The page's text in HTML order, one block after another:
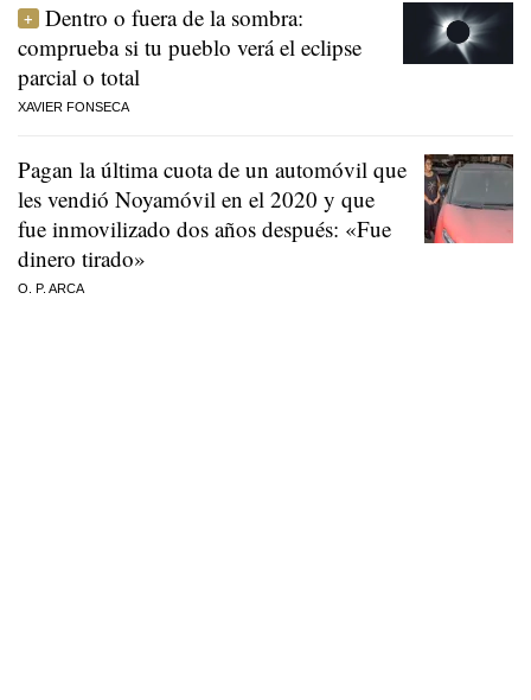
Dentro o fuera de la sombra:
comprueba si tu pueblo verá el eclipse
parcial o total
XAVIER FONSECA
Pagan la última cuota de un automóvil que
les vendió Noyamóvil en el 2020 y que
fue inmovilizado dos años después: «Fue
dinero tirado»
O. P. ARCA